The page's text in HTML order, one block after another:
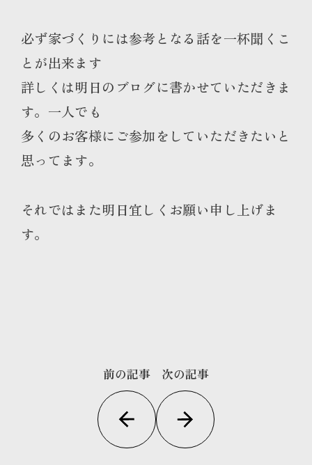
必ず家づくりには参考となる話を一杯聞くこ
とが出来ます
詳しくは明日のブログに書かせていただきま
す。一人でも
多くのお客様にご参加をしていただきたいと
思ってます。
それではまた明日宜しくお願い申し上げま
す。
前の記事 次の記事